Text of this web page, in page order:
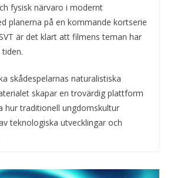
fysisk närvaro i modernt
planerna på en kommande kortserie
är det klart att filmens teman har
skådespelarnas naturalistiska
skapar en trovärdig plattform
hur traditionell ungdomskultur
teknologiska utvecklingar och